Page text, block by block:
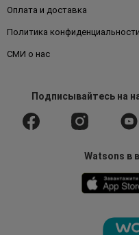
Оплата и доставка
Политика конфиденциальности
СМИ о нас
Подписывайтесьна
Watsons в